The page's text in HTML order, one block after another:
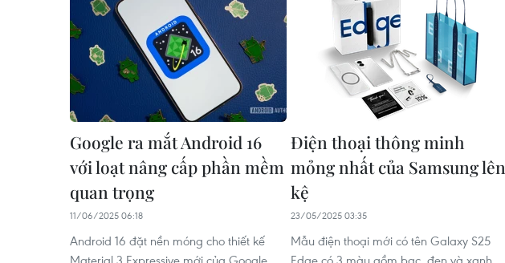
Google ra mắt Android 16
với loạt nâng cấp phần mềm
quan trọng
11/06/2025 06:18
Android 16 đặt nền móng cho thiết kế
Material 3 Expressive mới của Google,
Điện thoại thông minh
mỏng nhất của Samsung lên
kệ
23/05/2025 03:35
Mẫu điện thoại mới có tên Galaxy S25
Edge có 3 màu gồm bạc, đen và xanh